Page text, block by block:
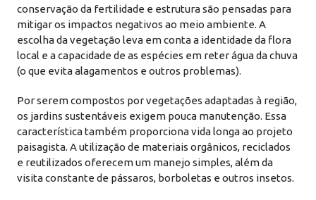
conservação da fertilidade e estrutura são pensadas para
mitigar os impactos negativos ao meio ambiente. A
escolha da vegetação leva em conta a identidade da flora
local e a capacidade de as espécies em reter água da chuva
(o que evita alagamentos e outros problemas).
Por serem compostos por vegetações adaptadas à região,
os jardins sustentáveis exigem pouca manutenção. Essa
característica também proporciona vida longa ao projeto
paisagista. A utilização de materiais orgânicos, reciclados
e reutilizados oferecem um manejo simples, além da
visita constante de pássaros, borboletas e outros insetos.